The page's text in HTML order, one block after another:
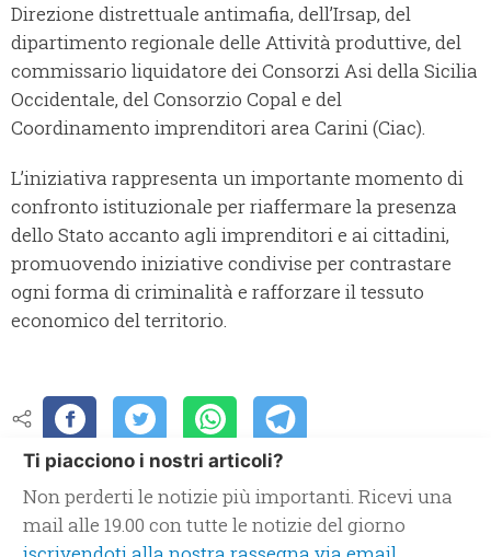
Direzione distrettuale antimafia, dell’Irsap, del
dipartimento regionale delle Attività produttive, del
commissario liquidatore dei Consorzi Asi della Sicilia
Occidentale, del Consorzio Copal e del
Coordinamento imprenditori area Carini (Ciac).
L’iniziativa rappresenta un importante momento di
confronto istituzionale per riaffermare la presenza
dello Stato accanto agli imprenditori e ai cittadini,
promuovendo iniziative condivise per contrastare
ogni forma di criminalità e rafforzare il tessuto
economico del territorio.
Ti piacciono i nostri articoli?
Non perderti le notizie più importanti. Ricevi una
mail alle 19.00 con tutte le notizie del giorno